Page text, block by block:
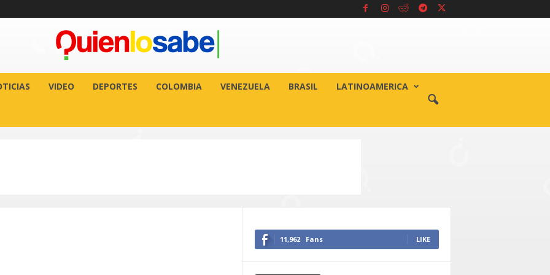
VIDEO DEPORTES COLOMBIA VENEZUELA BRASIL LATINOAMERICA
11,962 Fans LIKE